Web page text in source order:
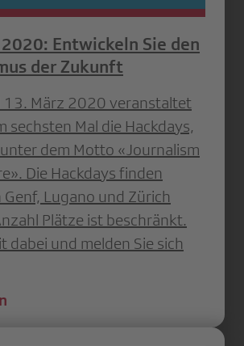
Entwickeln Sie den
der Zukunft
13. März 2020 veranstaltet
sechsten Mal die Hackdays,
dem Motto «Journalism
Die Hackdays finden
Lugano und Zürich
Plätze ist beschränkt.
dabei und melden Sie sich